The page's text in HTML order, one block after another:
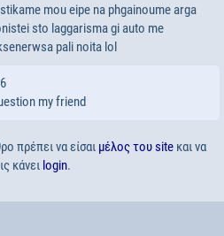
mou eipe na phgainoume arga
sto laggarisma gi auto me
pali noita lol
my friend
πρέπει να είσαι μέλος του site και να
κάνει login.